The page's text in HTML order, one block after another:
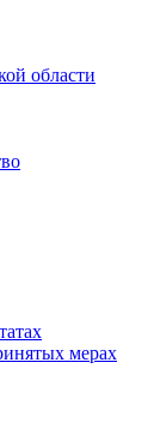
области
мерах